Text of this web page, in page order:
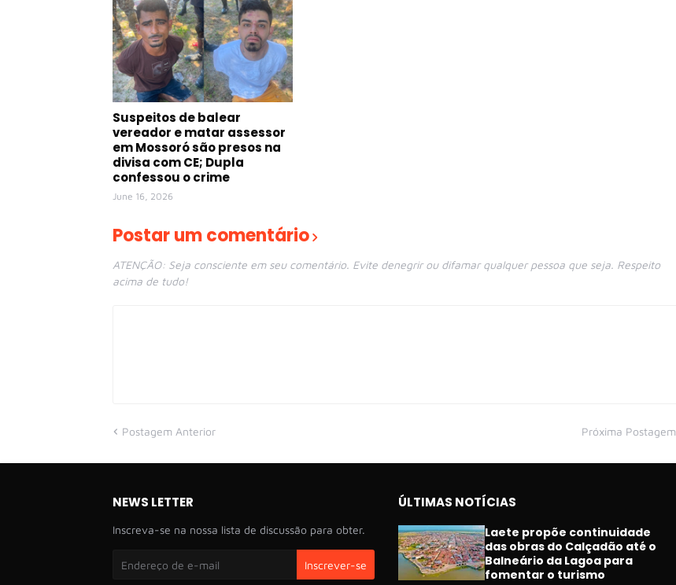
Suspeitos de balear
vereador e matar assessor
em Mossoró são presos na
divisa com CE; Dupla
confessou o crime
June 16, 2026
Postar um comentário
ATENÇÃO: Seja consciente em seu comentário. Evite denegrir ou difamar qualquer pessoa que seja. Respeito
acima de tudo!
Postagem Anterior Próxima Postagem
NEWS LETTER
Inscreva-se na nossa lista de discussão para obter.
ÚLTIMAS NOTÍCIAS
Laete propõe continuidade
das obras do Calçadão até o
Balneário da Lagoa para
fomentar o turismo